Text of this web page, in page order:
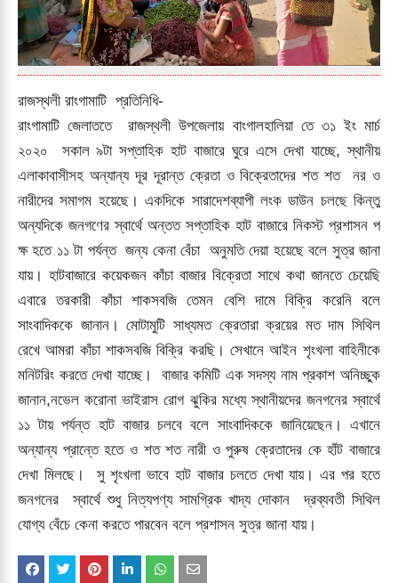
রাজস্থলী রাংগামাটি প্রতিনিধি-
রাংগামাটি জেলাততে রাজস্থলী উপজেলায় বাংগালহালিয়া তে ৩১ ইং মার্চ
২০২০ সকাল ৯টা সপ্তাহিক হাট বাজারে ঘুরে এসে দেখা যাচ্ছে, স্থানীয়
এলাকাবাসীসহ অন্যান্য দূর দূরান্ত ক্রেতা ও বিক্রেতাদের শত শত নর ও
নারীদের সমাগম হয়েছে। একদিকে সারাদেশব্যাপী লংক ডাউন চলছে কিন্তু
অন্যদিকে জনগণের স্বার্থে অন্তত সপ্তাহিক হাট বাজারে নিকস্ট প্রশাসন প
ক্ষ হতে ১১ টা পর্যন্ত জন্য কেনা বেঁচা অনুমতি দেয়া হয়েছে বলে সুত্র জানা
যায়। হাটবাজারে কয়েকজন কাঁচা বাজার বিক্রেতা সাথে কথা জানতে চেয়েছি
এবারে তরকারী কাঁচা শাকসবজি তেমন বেশি দামে বিক্রি করেনি বলে
সাংবাদিককে জানান। মোটামুটি সাধ্যমত ক্রেতারা ক্রয়ের মত দাম সিথিল
রেখে আমরা কাঁচা শাকসবজি বিক্রি করছি। সেখানে আইন শৃংখলা বাহিনীকে
মনিটরিং করতে দেখা যাচ্ছে। বাজার কমিটি এক সদস্য নাম প্রকাশ অনিচ্ছুক
জানান,নভেল করোনা ভাইরাস রোগ ঝুকির মধ্যে স্থানীয়দের জনগনের স্বার্থে
১১ টায় পর্যন্ত হাট বাজার চলবে বলে সাংবাদিককে জানিয়েছেন। এখানে
অন্যান্য প্রান্তে হতে ও শত শত নারী ও পুরুষ ক্রেতাদের কে হাঁট বাজারে
দেখা মিলছে। সু শৃংখলা ভাবে হাট বাজার চলতে দেখা যায়। এর পর হতে
জনগনের স্বার্থে শুধু নিত্যপণ্য সামগ্রিক খাদ্য দোকান দ্রব্যবতী সিথিল
যোগ্য বেঁচে কেনা করতে পারবেন বলে প্রশাসন সুত্র জানা যায়।